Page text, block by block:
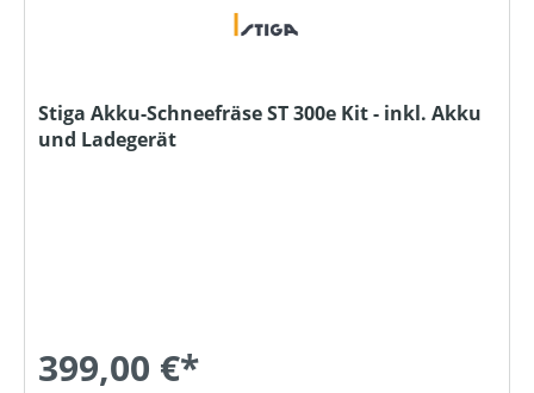
Stiga Akku-Schneefräse ST 300e Kit - inkl. Akku
und Ladegerät
399,00 €*